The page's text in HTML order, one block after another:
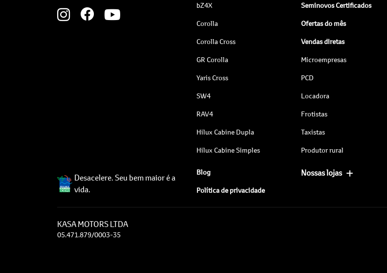
Desacelere. Seu bem maior é a
vida.
bZ4X
Corolla
Corolla Cross
GR Corolla
Yaris Cross
SW4
RAV4
Hilux Cabine Dupla
Hilux Cabine Simples
Seminovos Certificados
Ofertas do mês
Vendas diretas
Microempresas
PCD
Locadora
Frotistas
Taxistas
Produtor rural
Blog
Política de privacidade
Nossas lojas
KASA MOTORS LTDA
05.471.879/0003-35